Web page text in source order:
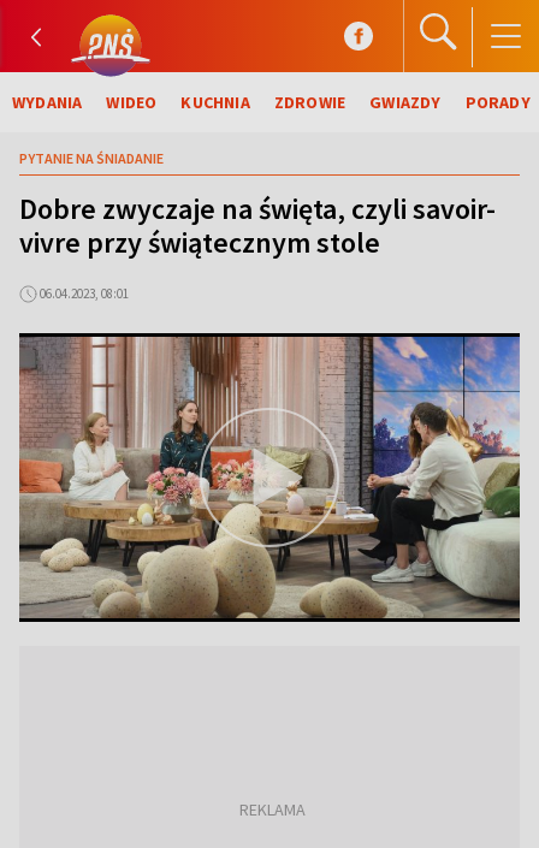
WYDANIA WIDEO KUCHNIA ZDROWIE GWIAZDY PORADY
PYTANIE NA ŚNIADANIE
Dobre zwyczaje na święta, czyli savoir-
vivre przy świątecznym stole
06.04.2023, 08:01